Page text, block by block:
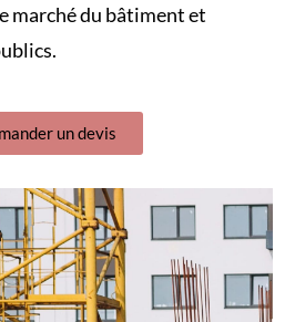
marché du bâtiment et
un devis